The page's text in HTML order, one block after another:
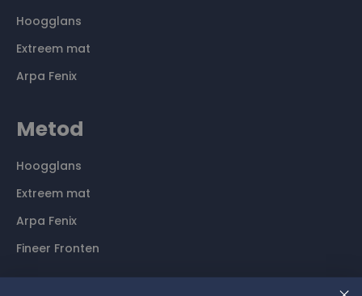
Hoogglans
Extreem mat
Arpa Fenix
Metod
Hoogglans
Extreem mat
Arpa Fenix
Fineer Fronten